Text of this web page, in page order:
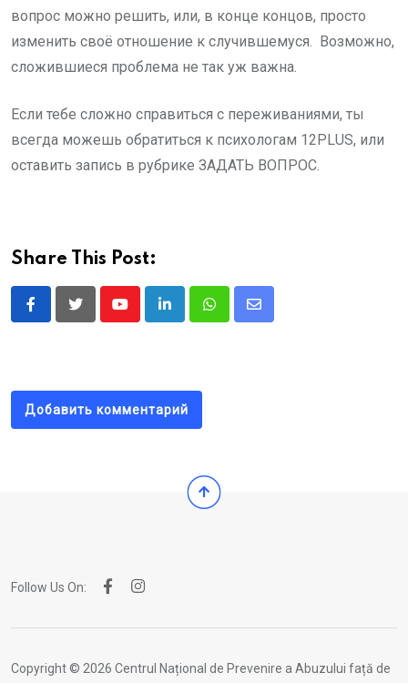
вопрос можно решить, или, в конце концов, просто
изменить своё отношение к случившемуся. Возможно,
сложившиеся проблема не так уж важна.
Если тебе сложно справиться с переживаниями, ты
всегда можешь обратиться к психологам 12PLUS, или
оставить запись в рубрике ЗАДАТЬ ВОПРОС.
Share This Post:
YoutubeLinkedInWhatsappShare
Добавить комментарий
Follow Us On:
Copyright © 2026 Centrul Național de Prevenire a Abuzului față de